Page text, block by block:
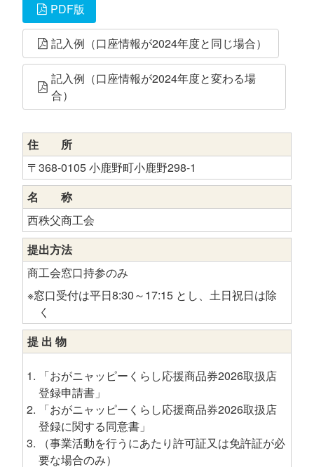
PDF版
記入例（口座情報が2024年度と同じ場合）
記入例（口座情報が2024年度と変わる場
合）
住 所
〒368-0105 小鹿野町小鹿野298-1
名 称
西秩父商工会
提出方法
商工会窓口持参のみ
※窓口受付は平日8:30～17:15 とし、土日祝日は除
く
提 出 物
「おがニャッピーくらし応援商品券2026取扱店
登録申請書」
「おがニャッピーくらし応援商品券2026取扱店
登録に関する同意書」
（事業活動を行うにあたり許可証又は免許証が必
要な場合のみ）